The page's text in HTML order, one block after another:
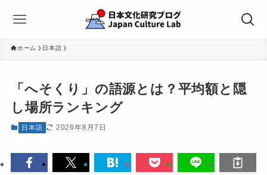
ホーム 日本語
「へそくり」の語源とは？平均額と隠
し場所ランキング
日本語 2026年8月7日